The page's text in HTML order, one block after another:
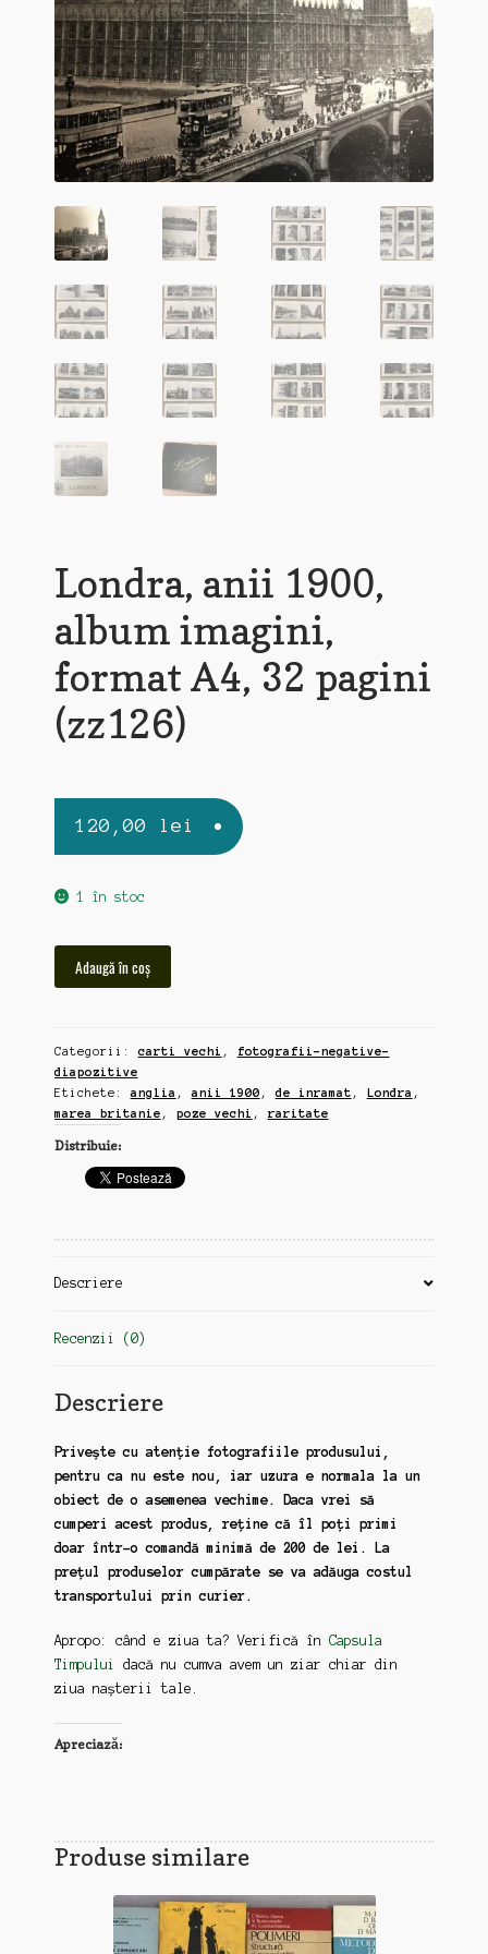
Londra, anii 1900,
album imagini,
format A4, 32 pagini
(zz126)
120,00 lei
1 în stoc
Londra,
album
imagini,
format
A4,
32
pagini
Adaugă în coș
Categorii:carti vechi ,
fotografii-negative-
diapozitive
Etichete:anglia ,anii 1900 ,de inramat , Londra ,
marea britanie , poze vechi , raritate
Distribuie:
Descriere
Recenzii (0)
Descriere
Privește cu atenție fotografiile produsului,
pentru ca nu este nou, iar uzura e normala la un
obiect de o asemenea vechime. Daca vrei să
cumperi acest produs, reține că îl poți primi
doar într-o comandă minimă de 200 de lei. La
prețul produselor cumpărate se va adăuga costul
transportului prin curier.
Apropo: când e ziua ta? Verifică în Capsula
Timpului
dacă nu cumva avem un ziar chiar din
ziua nașterii tale.
Apreciază:
Produse similare